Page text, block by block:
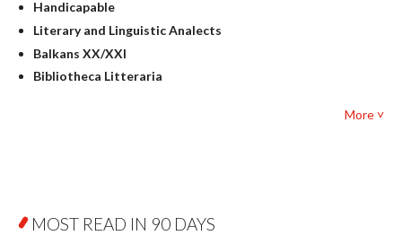
Literary Studies
Mathematics
Pedagogy
Textbooks for foreigners
Open Access
Handicapable
Literary and Linguistic Analects
Balkans XX/XXI
Bibliotheca Litteraria
More ˅
MOST READ IN 90 DAYS